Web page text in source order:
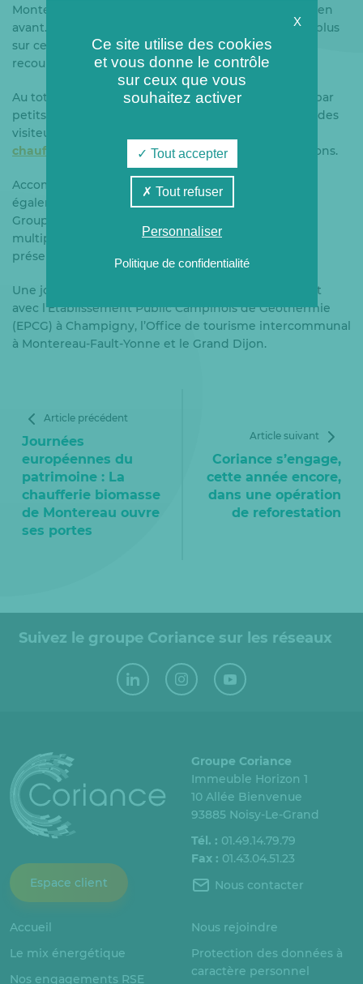
Montereau et Dijon, c’est la biomasse qui était mise en
avant. L’occasion pour nos visiteurs d’en apprendre plus
sur ces modes de chauffage, lesquels privilégient le
recours à une énergie locale et renouvelable.
Au total près de 200 personnes sont venues visiter, par
petits groupes, les chaufferies et leurs installations : des
visiteurs ravis de voir le
chaufferies
et d’obtenir des réponses à leurs questions.
Accompagnés de nos équipes, les visiteurs ont pu
également apprécier la démarche pédagogique du
Groupe Coriance et de ses partenaires au travers de
multiples supports de communication (vidéos,
présentations animées, panneaux explicatifs).
Une journée du patrimoine organisée en partenariat
avec l’Etablissement Public Campinois de Géothermie
(EPCG) à Champigny, l’Office de tourisme intercommunal
à Montereau-Fault-Yonne et le Grand Dijon.
Article précédent
Journées
européennes du
patrimoine : La
chaufferie biomasse
de Montereau ouvre
ses portes
Article suivant
Coriance s’engage,
cette année encore,
dans une opération
de reforestation
Suivez le groupe Coriance sur les réseaux
Espace client
Groupe Coriance
Immeuble Horizon 1
10 Allée Bienvenue
93885 Noisy-Le-Grand
Tél. : 01.49.14.79.79
Fax : 01.43.04.51.23
Nous contacter
Accueil
Le mix énergétique
Nos engagements RSE
Nous rejoindre
Protection des données à
caractère personnel
X
Ce site utilise des cookies
et vous donne le contrôle
sur ceux que vous
souhaitez activer
Tout accepter
Tout refuser
Personnaliser
Politique de confidentialité